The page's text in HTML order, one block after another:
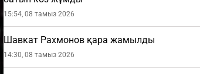
15:54, 08 тамыз 2026
Шавкат Рахмонов қара жамылды
14:30, 08 тамыз 2026